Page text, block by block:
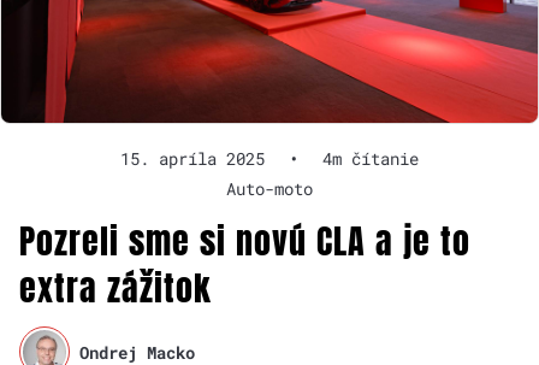
15. apríla 2025 •
4m čítanie
Auto-moto
Pozreli sme si novú CLA a je to
extra zážitok
Ondrej Macko